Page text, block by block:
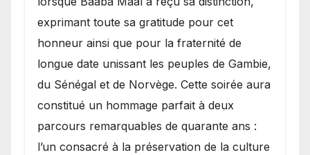
exprimant toute sa gratitude pour cet
honneur ainsi que pour la fraternité de
longue date unissant les peuples de Gambie,
du Sénégal et de Norvège. Cette soirée aura
constitué un hommage parfait à deux
parcours remarquables de quarante ans :
l’un consacré à la préservation de la culture